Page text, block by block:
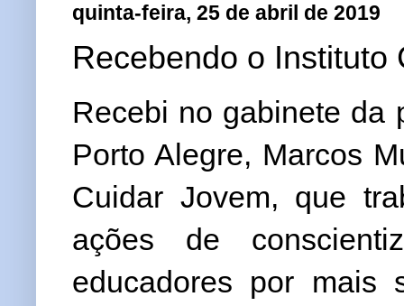
quinta-feira, 25 de abril de 2019
Recebendo o Instituto
Recebi no gabinete da
Porto Alegre, Marcos
Cuidar Jovem, que
ações de
educadores por mais